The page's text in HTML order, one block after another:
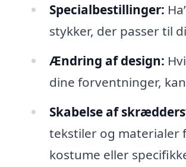
Specialbestillinger:
stykker, der passer til
Ændring af design:
dine forventninger,
Skabelse af
tekstiler og materialer
kostume eller